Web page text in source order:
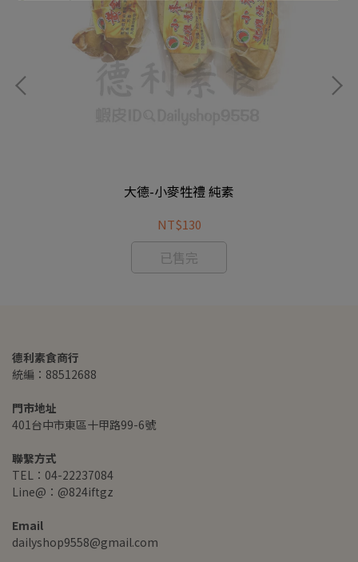
大德-小麥牲禮 純素
NT$130
已售完
德利素食商行
統編：88512688
門市地址
401台中市東區十甲路99-6號
聯繫方式
TEL：04-22237084
Line@：@824iftgz
Email
dailyshop9558@gmail.com